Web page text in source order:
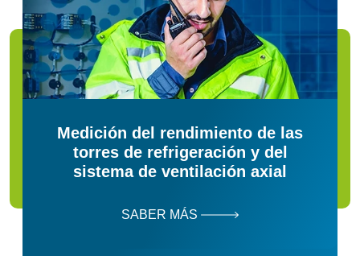
Medición del rendimiento de las
torres de refrigeración y del
sistema de ventilación axial
SABER MÁS